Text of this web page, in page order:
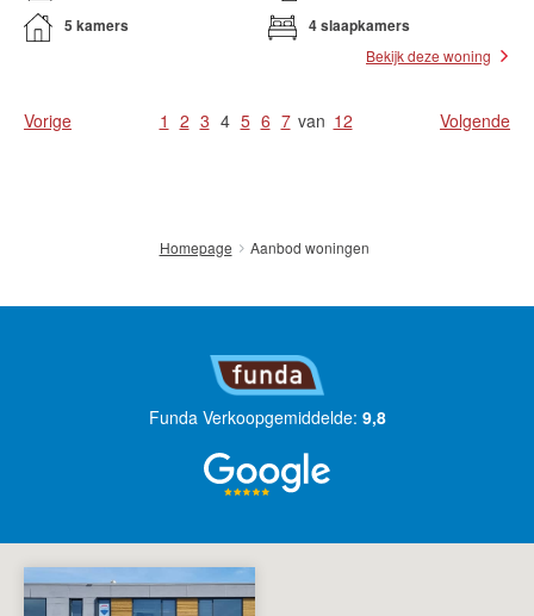
5 kamers 4 slaapkamers
Bekijk deze woning
Vorige 1 2 3 4 5 6 7 van 12 Volgende
Homepage Aanbod woningen
Funda Verkoopgemiddelde: 9,8